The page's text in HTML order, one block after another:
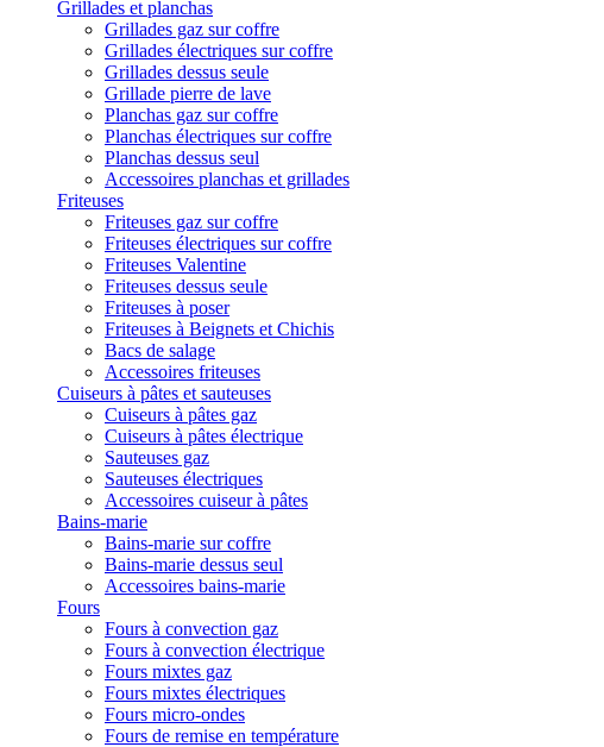
Grillades et planchas
Grillades gaz sur coffre
Grillades électriques sur coffre
Grillades dessus seule
Grillade pierre de lave
Planchas gaz sur coffre
Planchas électriques sur coffre
Planchas dessus seul
Accessoires planchas et grillades
Friteuses
Friteuses gaz sur coffre
Friteuses électriques sur coffre
Friteuses Valentine
Friteuses dessus seule
Friteuses à poser
Friteuses à Beignets et Chichis
Bacs de salage
Accessoires friteuses
Cuiseurs à pâtes et sauteuses
Cuiseurs à pâtes gaz
Cuiseurs à pâtes électrique
Sauteuses gaz
Sauteuses électriques
Accessoires cuiseur à pâtes
Bains-marie
Bains-marie sur coffre
Bains-marie dessus seul
Accessoires bains-marie
Fours
Fours à convection gaz
Fours à convection électrique
Fours mixtes gaz
Fours mixtes électriques
Fours micro-ondes
Fours de remise en température